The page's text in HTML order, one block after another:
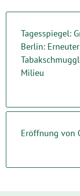
Tagesspiegel:
Berlin:
Milieu
Eröffnung von